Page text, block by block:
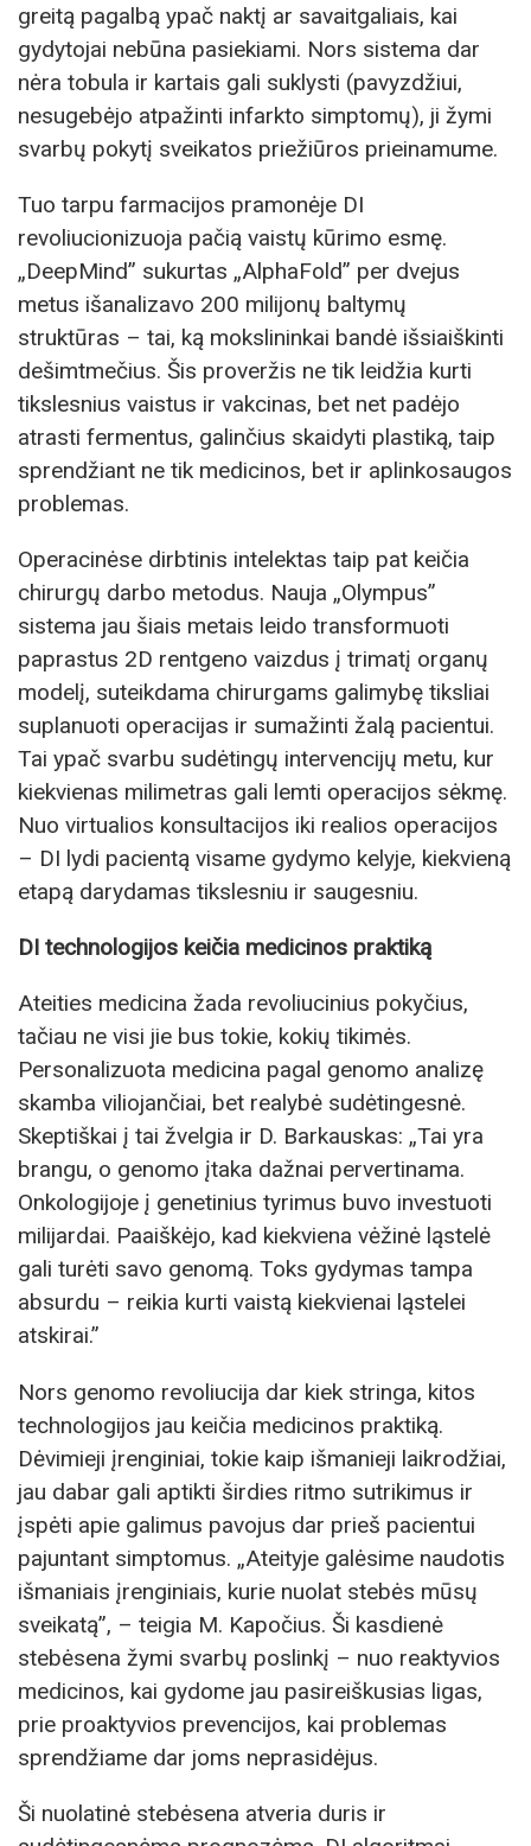
greitą pagalbą ypač naktį ar savaitgaliais, kai
gydytojai nebūna pasiekiami. Nors sistema dar
nėra tobula ir kartais gali suklysti (pavyzdžiui,
nesugebėjo atpažinti infarkto simptomų), ji žymi
svarbų pokytį sveikatos priežiūros prieinamume.
Tuo tarpu farmacijos pramonėje DI
revoliucionizuoja pačią vaistų kūrimo esmę.
„DeepMind” sukurtas „AlphaFold” per dvejus
metus išanalizavo 200 milijonų baltymų
struktūras – tai, ką mokslininkai bandė išsiaiškinti
dešimtmečius. Šis proveržis ne tik leidžia kurti
tikslesnius vaistus ir vakcinas, bet net padėjo
atrasti fermentus, galinčius skaidyti plastiką, taip
sprendžiant ne tik medicinos, bet ir aplinkosaugos
problemas.
Operacinėse dirbtinis intelektas taip pat keičia
chirurgų darbo metodus. Nauja „Olympus”
sistema jau šiais metais leido transformuoti
paprastus 2D rentgeno vaizdus į trimatį organų
modelį, suteikdama chirurgams galimybę tiksliai
suplanuoti operacijas ir sumažinti žalą pacientui.
Tai ypač svarbu sudėtingų intervencijų metu, kur
kiekvienas milimetras gali lemti operacijos sėkmę.
Nuo virtualios konsultacijos iki realios operacijos
– DI lydi pacientą visame gydymo kelyje, kiekvieną
etapą darydamas tikslesniu ir saugesniu.
DI technologijos keičia medicinos praktiką
Ateities medicina žada revoliucinius pokyčius,
tačiau ne visi jie bus tokie, kokių tikimės.
Personalizuota medicina pagal genomo analizę
skamba viliojančiai, bet realybė sudėtingesnė.
Skeptiškai į tai žvelgia ir D. Barkauskas: „Tai yra
brangu, o genomo įtaka dažnai pervertinama.
Onkologijoje į genetinius tyrimus buvo investuoti
milijardai. Paaiškėjo, kad kiekviena vėžinė ląstelė
gali turėti savo genomą. Toks gydymas tampa
absurdu – reikia kurti vaistą kiekvienai ląstelei
atskirai.”
Nors genomo revoliucija dar kiek stringa, kitos
technologijos jau keičia medicinos praktiką.
Dėvimieji įrenginiai, tokie kaip išmanieji laikrodžiai,
jau dabar gali aptikti širdies ritmo sutrikimus ir
įspėti apie galimus pavojus dar prieš pacientui
pajuntant simptomus. „Ateityje galėsime naudotis
išmaniais įrenginiais, kurie nuolat stebės mūsų
sveikatą”, – teigia M. Kapočius. Ši kasdienė
stebėsena žymi svarbų poslinkį – nuo reaktyvios
medicinos, kai gydome jau pasireiškusias ligas,
prie proaktyvios prevencijos, kai problemas
sprendžiame dar joms neprasidėjus.
Ši nuolatinė stebėsena atveria duris ir